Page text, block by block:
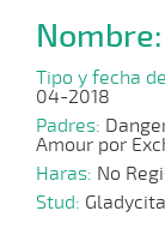
Nombre:
Tipo y fecha
04-2018
Padres:
Amour por
Haras: No
Stud: Gladycita